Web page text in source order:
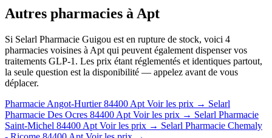
Autres pharmacies à Apt
Si Selarl Pharmacie Guigou est en rupture de stock, voici 4
pharmacies voisines à Apt qui peuvent également dispenser vos
traitements GLP-1. Les prix étant réglementés et identiques partout,
la seule question est la disponibilité — appelez avant de vous
déplacer.
Pharmacie Angot-Hurtier 84400 Apt Voir les prix → Selarl
Pharmacie Des Ocres 84400 Apt Voir les prix → Selarl Pharmacie
Saint-Michel 84400 Apt Voir les prix → Selarl Pharmacie Chemaly